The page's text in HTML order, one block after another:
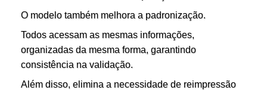
O modelo também melhora a padronização.
Todos acessam as mesmas informações,
organizadas da mesma forma, garantindo
consistência na validação.
Além disso, elimina a necessidade de reimpressão